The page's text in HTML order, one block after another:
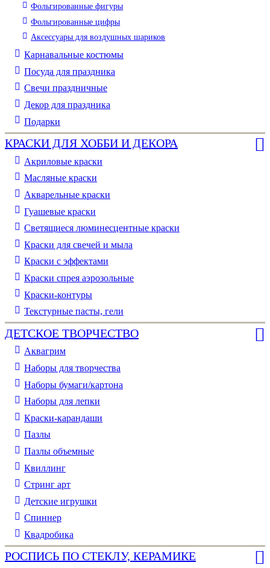
Фольгированные фигуры
Фольгированные цифры
Аксессуары для воздушных шариков
Карнавальные костюмы
Посуда для праздника
Свечи праздничные
Декор для праздника
Подарки
КРАСКИ ДЛЯ ХОББИ И ДЕКОРА
Акриловые краски
Масляные краски
Акварельные краски
Гуашевые краски
Светящиеся люминесцентные краски
Краски для свечей и мыла
Краски с эффектами
Краски спрея аэрозольные
Краски-контуры
Текстурные пасты, гели
ДЕТСКОЕ ТВОРЧЕСТВО
Аквагрим
Наборы для творчества
Наборы бумаги/картона
Наборы для лепки
Краски-карандаши
Пазлы
Пазлы объемные
Квиллинг
Стринг арт
Детские игрушки
Спиннер
Квадробика
РОСПИСЬ ПО СТЕКЛУ, КЕРАМИКЕ